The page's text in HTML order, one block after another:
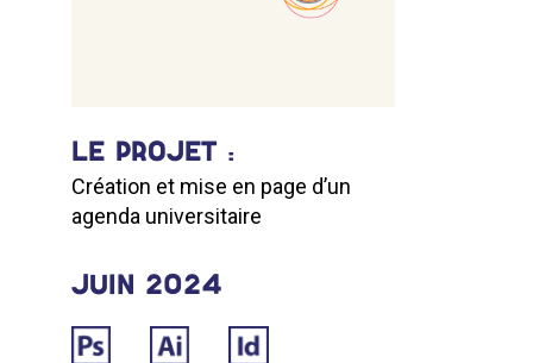
LE PROJET :
Création et mise en page d’un
agenda universitaire
juin 2024